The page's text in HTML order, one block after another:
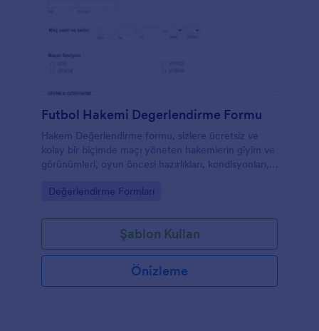
Futbol Hakemi Degerlendirme Formu
Hakem Değerlendirme formu, sizlere ücretsiz ve
kolay bir biçimde maçı yöneten hakemlerin giyim ve
görünümleri, oyun öncesi hazırlıkları, kondisyonları,
kararlılıkları ve oyun kontrolü hakkında onları
kısımları sayesinde, ek olarak eklemek istediğiniz
görüşlerinizide belirtebilirsiniz.
Go to Category:
Değerlendirme Formları
Şablon Kullan
Önizleme